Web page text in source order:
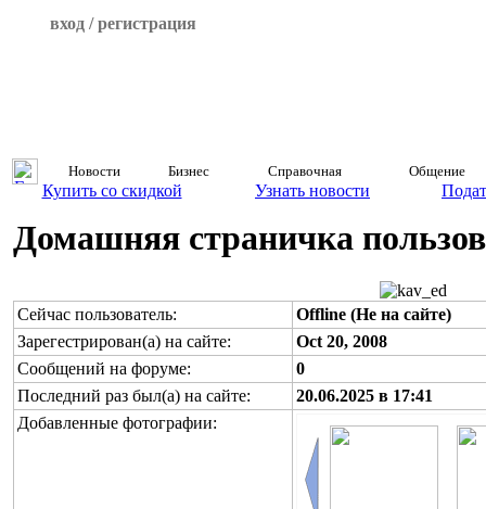
вход / регистрация
Новости Бизнес Справочная Общение
Купить со скидкой Узнать новости
Домашняя страничка
Сейчас пользователь:
Offline (Не на сайте)
Зарегестрирован(а) на сайте:
Oct 20, 2008
Сообщений на форуме:
0
Последний раз был(а) на сайте:
20.06.2025 в 17:41
Добавленные фотографии: